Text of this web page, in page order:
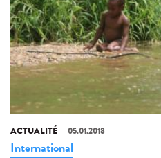
ACTUALITÉ 05.01.2018
International